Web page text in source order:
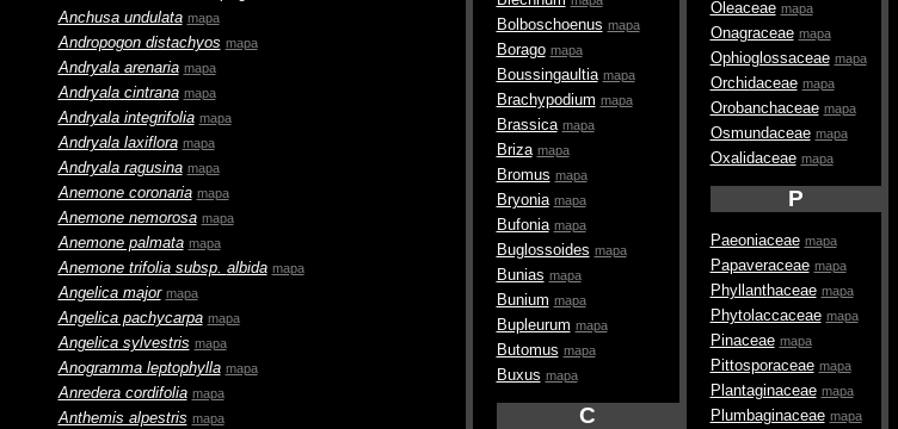
Anchusa undulata mapa
Andropogon distachyos mapa
Andryala arenaria mapa
Andryala cintrana mapa
Andryala integrifolia mapa
Andryala laxiflora mapa
Andryala ragusina mapa
Anemone coronaria mapa
Anemone nemorosa mapa
Anemone palmata mapa
Anemone trifoliasubsp. albida mapa
Angelica major mapa
Angelica pachycarpa mapa
Angelica sylvestris mapa
Anogramma leptophylla mapa
Anredera cordifolia mapa
Anthemis alpestris mapa
Bolboschoenus mapa
Borago mapa
Boussingaultia mapa
Brachypodium mapa
Brassica mapa
Briza mapa
Bromus mapa
Bryonia mapa
Bufonia mapa
Buglossoides mapa
Bunias mapa
Bunium mapa
Bupleurum mapa
Butomus mapa
Buxus mapa
C
Oleaceae mapa
Onagraceae mapa
Ophioglossaceae mapa
Orchidaceae mapa
Orobanchaceae mapa
Osmundaceae mapa
Oxalidaceae mapa
P
Paeoniaceae mapa
Papaveraceae mapa
Phyllanthaceae mapa
Phytolaccaceae mapa
Pinaceae mapa
Pittosporaceae mapa
Plantaginaceae mapa
Plumbaginaceae mapa